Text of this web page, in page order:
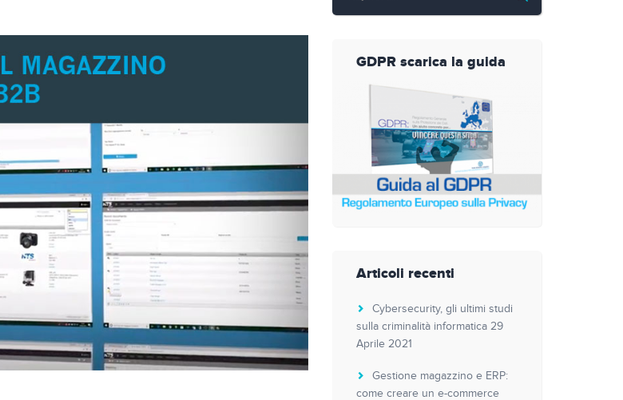
GDPR scarica la guida
Articoli recenti
Cybersecurity, gli ultimi studi
sulla criminalità informatica 29
Aprile 2021
Gestione magazzino e ERP:
come creare un e-commerce